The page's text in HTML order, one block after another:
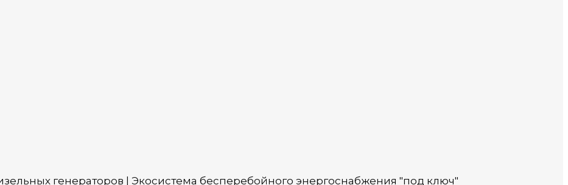
генераторов | Экосистема бесперебойного энергоснабжения "под ключ"